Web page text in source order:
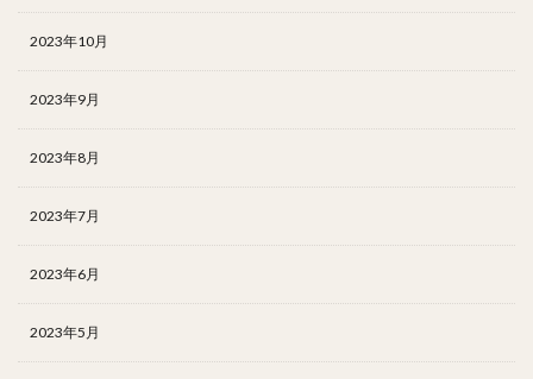
2023年10月
2023年9月
2023年8月
2023年7月
2023年6月
2023年5月